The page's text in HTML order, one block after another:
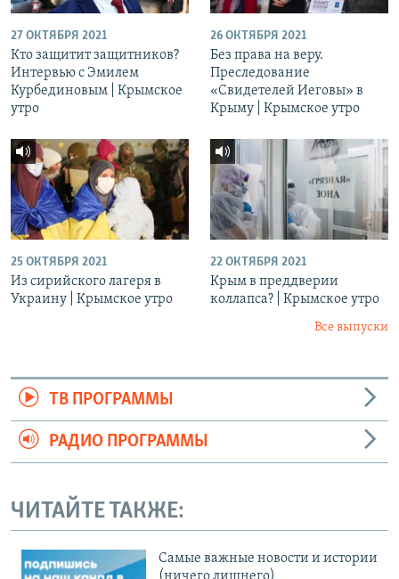
27 ОКТЯБРЯ 2021
Кто защитит защитников?
Интервью с Эмилем
Курбединовым | Крымское
утро
26 ОКТЯБРЯ 2021
Без права на веру.
Преследование
«Свидетелей Иеговы» в
Крыму | Крымское утро
25 ОКТЯБРЯ 2021
Из сирийского лагеря в
Украину | Крымское утро
22 ОКТЯБРЯ 2021
Крым в преддверии
коллапса? | Крымское утро
Все выпуски
ТВ ПРОГРАММЫ
РАДИО ПРОГРАММЫ
ЧИТАЙТЕ ТАКЖЕ:
Cамые важные новости и истории